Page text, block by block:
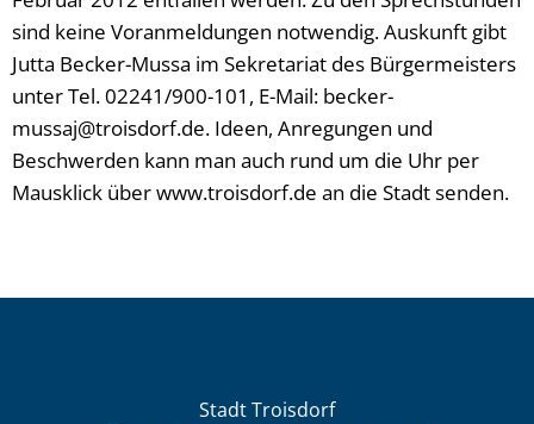
sind keine Voranmeldungen notwendig. Auskunft gibt
Jutta Becker-Mussa im Sekretariat des Bürgermeisters
unter Tel. 02241/900-101, E-Mail: becker-
mussaj@troisdorf.de. Ideen, Anregungen und
Beschwerden kann man auch rund um die Uhr per
Mausklick über www.troisdorf.de an die Stadt senden.
Stadt Troisdorf